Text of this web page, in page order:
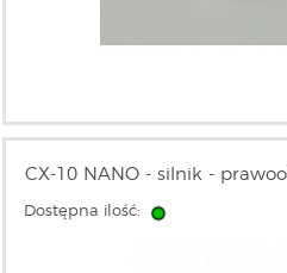
CX-10 NANO - silnik -
Dostępna ilość: